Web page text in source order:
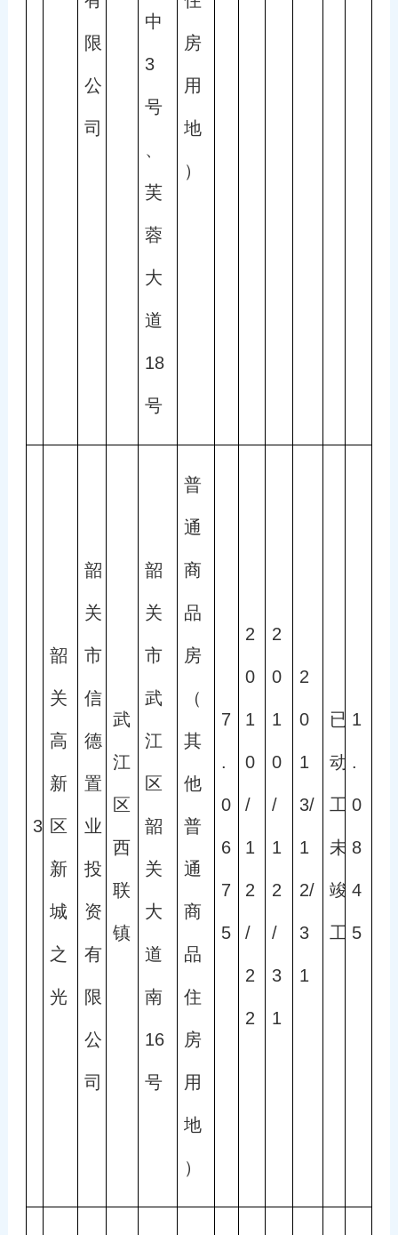
限
公
司
中
3
号
、
芙
蓉
大
道
18
号
房
用
地
）
3
韶
关
高
新
区
新
城
之
光
韶
关
市
信
德
置
业
投
资
有
限
公
司
武
江
区
西
联
镇
韶
关
市
武
江
区
韶
关
大
道
南
16
号
普
通
商
品
房
（
其
他
普
通
商
品
住
房
用
地
）
7
.
0
6
7
5
2
0
1
0
/
1
2
/
2
2
2
0
1
0
/
1
2
/
3
1
2
0
1
3/
1
2/
3
1
已
动
工
未
竣
工
1
.
0
8
4
5